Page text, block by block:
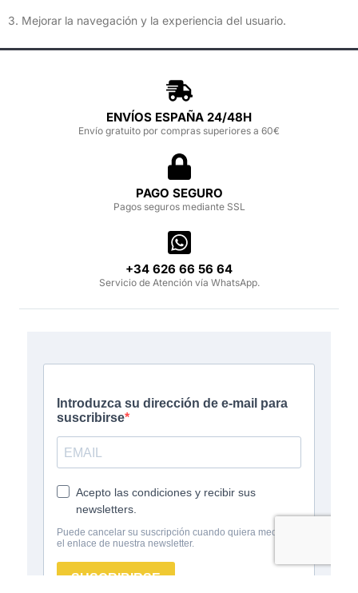
3. Mejorar la navegación y la experiencia del usuario.
ENVÍOS ESPAÑA 24/48H
Envío gratuito por compras superiores a 60€
PAGO SEGURO
Pagos seguros mediante SSL
‪+34 626 66 56 64‬
Servicio de Atención vía WhatsApp.